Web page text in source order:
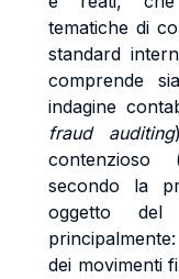
tematiche di
standard
comprende
indagine
fraud auditing
contenzioso
secondo la
oggetto del
dei movimenti